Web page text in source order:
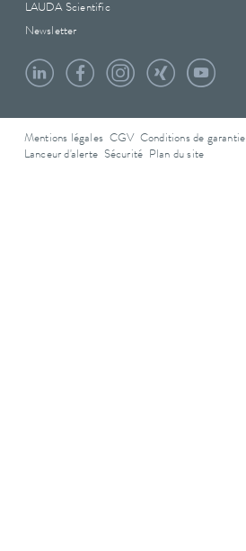
LAUDA Scientific
Newsletter
Mentions légales CGV Conditions de garantie
Lanceur d'alerte Sécurité Plan du site